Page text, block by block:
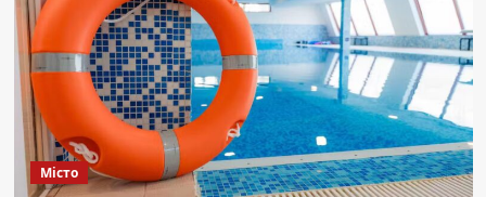
Місто